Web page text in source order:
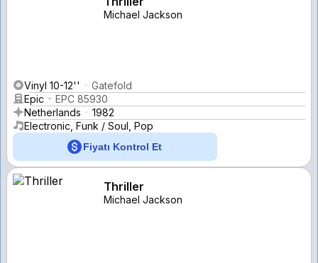
Michael Jackson
Vinyl 10-12''
Gatefold
Epic
EPC 85930
Netherlands
1982
Electronic, Funk / Soul, Pop
Fiyatı Kontrol Et
Thriller
Michael Jackson